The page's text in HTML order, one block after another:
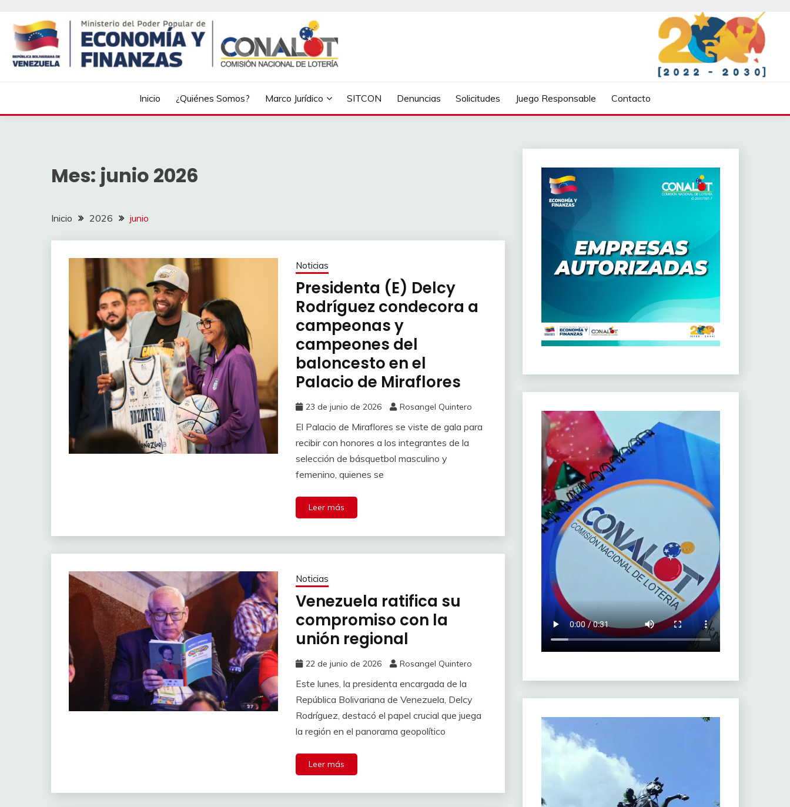
Inicio ¿Quiénes Somos? Marco Jurídico SITCON Denuncias Solicitudes Juego Responsable Contacto
Mes: junio 2026
Inicio 2026 junio
Noticias
Presidenta (E) Delcy
Rodríguez condecora a
campeonas y
campeones del
baloncesto en el
Palacio de Miraflores
23 de junio de 2026 Rosangel Quintero
El Palacio de Miraflores se viste de gala para
recibir con honores a los integrantes de la
selección de básquetbol masculino y
femenino, quienes se
Leer más
Noticias
Venezuela ratifica su
compromiso con la
unión regional
22 de junio de 2026 Rosangel Quintero
Este lunes, la presidenta encargada de la
República Bolivariana de Venezuela, Delcy
Rodríguez, destacó el papel crucial que juega
la región en el panorama geopolítico
Leer más